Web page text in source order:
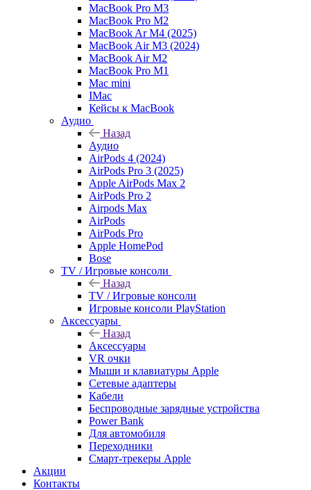
MacBook Pro M3
MacBook Pro M2
MacBook Ar M4 (2025)
MacBook Air M3 (2024)
MacBook Air M2
MacBook Pro M1
Mac mini
IMac
Кейсы к MacBook
Аудио
Назад
Аудио
AirPods 4 (2024)
AirPods Pro 3 (2025)
Apple AirPods Max 2
AirPods Pro 2
Airpods Max
AirPods
AirPods Pro
Apple HomePod
Bose
TV / Игровые консоли
Назад
TV / Игровые консоли
Игровые консоли PlayStation
Аксессуары
Назад
Аксессуары
VR очки
Мыши и клавиатуры Apple
Сетевые адаптеры
Кабели
Беспроводные зарядные устройства
Power Bank
Для автомобиля
Переходники
Смарт-трекеры Apple
Акции
Контакты